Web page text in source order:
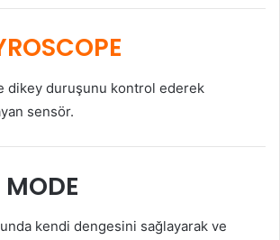
dikey duruşunu kontrol ederek
sensör.
kendi dengesini sağlayarak ve